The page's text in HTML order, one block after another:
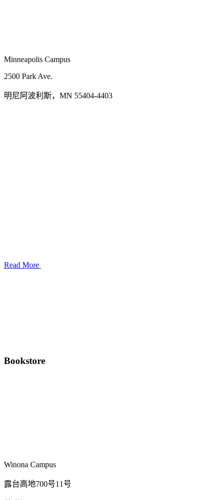
Minneapolis Campus
2500 Park Ave.
明尼阿波利斯，MN 55404-4403
Read More
Bookstore
Winona Campus
露台高地700号11号